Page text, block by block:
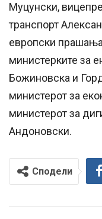
Муцунски,
транспорт
европски
министерките за
Божиновска и
министерот за
министерот за
Андоновски.
Сподели